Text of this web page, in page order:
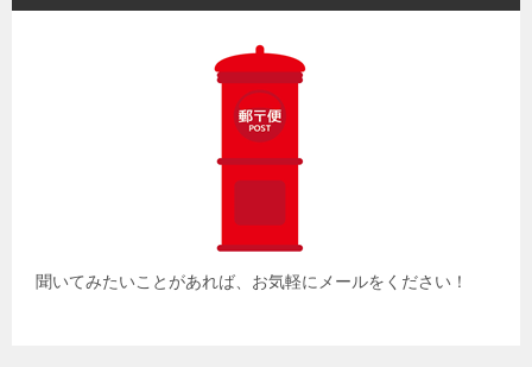
聞いてみたいことがあれば、お気軽にメールをください！